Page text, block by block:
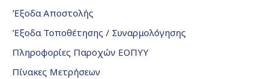
Έξοδα Αποστολής
Έξοδα Τοποθέτησης / Συναρμολόγησης
Πληροφορίες Παροχών ΕΟΠΥΥ
Πίνακες Μετρήσεων